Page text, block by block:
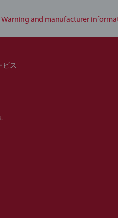
Warning and manufacturer
ビス